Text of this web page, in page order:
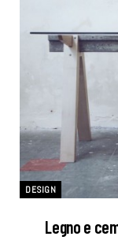
DESIGN
Legno e